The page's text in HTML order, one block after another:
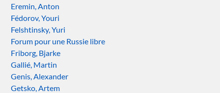
Eremin, Anton
Fédorov, Youri
Felshtinsky, Yuri
Forum pour une Russie libre
Friborg, Bjarke
Gallié, Martin
Genis, Alexander
Getsko, Artem